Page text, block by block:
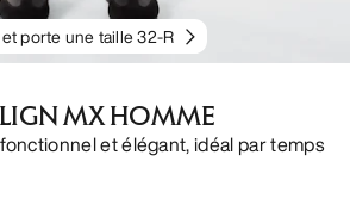
porte une taille 32-R
MX HOMME
et élégant, idéal par temps